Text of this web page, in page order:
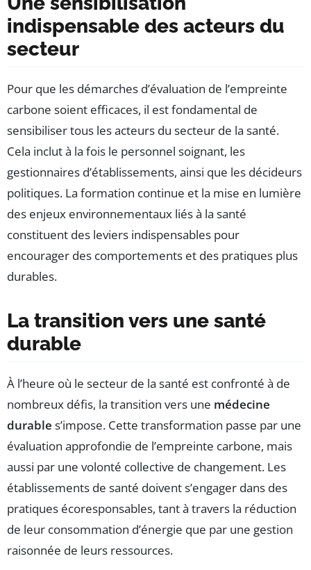
indispensable des acteurs du
secteur
Pour que les démarches d’évaluation de l’empreinte
carbone soient efficaces, il est fondamental de
sensibiliser tous les acteurs du secteur de la santé.
Cela inclut à la fois le personnel soignant, les
gestionnaires d’établissements, ainsi que les décideurs
politiques. La formation continue et la mise en lumière
des enjeux environnementaux liés à la santé
constituent des leviers indispensables pour
encourager des comportements et des pratiques plus
durables.
La transition vers une santé
durable
À l’heure où le secteur de la santé est confronté à de
nombreux défis, la transition vers une médecine
durable s’impose. Cette transformation passe par une
évaluation approfondie de l’empreinte carbone, mais
aussi par une volonté collective de changement. Les
établissements de santé doivent s’engager dans des
pratiques écoresponsables, tant à travers la réduction
de leur consommation d’énergie que par une gestion
raisonnée de leurs ressources.